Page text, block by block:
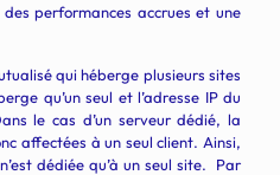
performances accrues et une
qui héberge plusieurs sites
qu’un seul et l’adresse IP du
le cas d’un serveur dédié, la
affectées à un seul client. Ainsi,
dédiée qu’à un seul site. Par